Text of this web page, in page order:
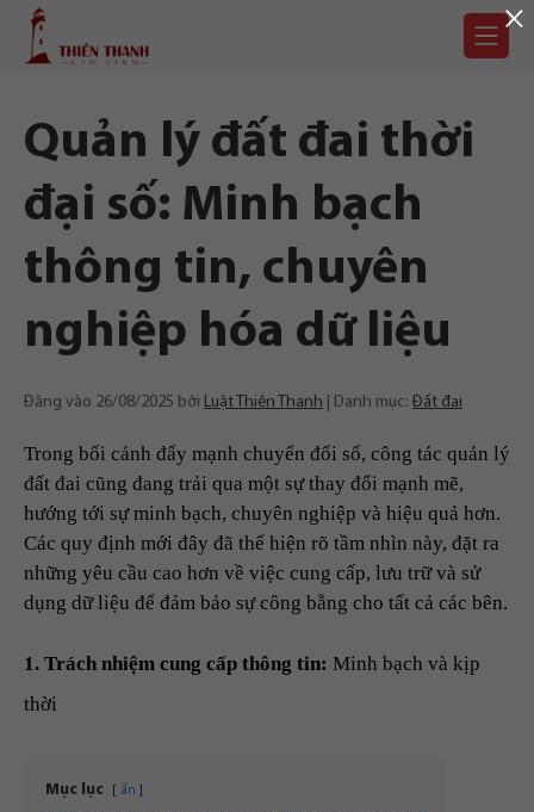
Chuyển
Trang
chủ
Quản lý đất đai thời
đại số: Minh bạch
thông tin, chuyên
nghiệp hóa dữ liệu
Đăng vào 26/08/2025 bởi Luật Thiên Thanh Danh mục:Đất đai
Trong bối cảnh đẩy mạnh chuyển đổi số, công tác quản lý
đất đai cũng đang trải qua một sự thay đổi mạnh mẽ,
hướng tới sự minh bạch, chuyên nghiệp và hiệu quả hơn.
Các quy định mới đây đã thể hiện rõ tầm nhìn này, đặt ra
những yêu cầu cao hơn về việc cung cấp, lưu trữ và sử
dụng dữ liệu để đảm bảo sự công bằng cho tất cả các bên.
1. Trách nhiệm cung cấp thông tin: Minh bạch và kịp
thời
Mục lục ẩn
×